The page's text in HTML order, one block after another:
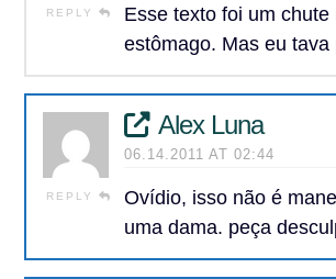
REPLY
Esse texto foi um chute
estômago. Mas eu tava
REPLY
Alex Luna
06.14.2011 AT 02:44
Ovídio, isso não é
uma dama. peça